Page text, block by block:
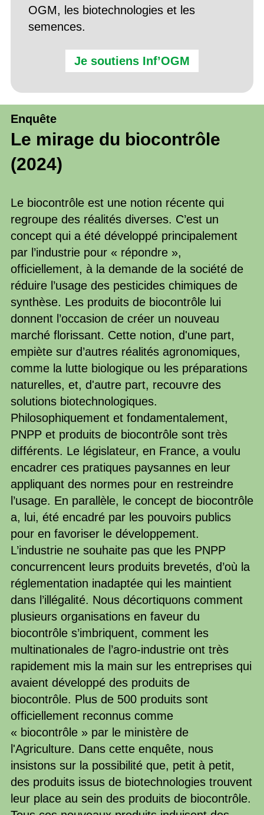
OGM, les biotechnologies et les
semences.
Je soutiens Inf’OGM
Enquête
Le mirage du biocontrôle
(2024)
Le biocontrôle est une notion récente qui
regroupe des réalités diverses. C’est un
concept qui a été développé principalement
par l’industrie pour « répondre »,
officiellement, à la demande de la société de
réduire l’usage des pesticides chimiques de
synthèse. Les produits de biocontrôle lui
donnent l’occasion de créer un nouveau
marché florissant. Cette notion, d'une part,
empiète sur d’autres réalités agronomiques,
comme la lutte biologique ou les préparations
naturelles, et, d'autre part, recouvre des
solutions biotechnologiques.
Philosophiquement et fondamentalement,
PNPP et produits de biocontrôle sont très
différents. Le législateur, en France, a voulu
encadrer ces pratiques paysannes en leur
appliquant des normes pour en restreindre
l’usage. En parallèle, le concept de biocontrôle
a, lui, été encadré par les pouvoirs publics
pour en favoriser le développement.
L’industrie ne souhaite pas que les PNPP
concurrencent leurs produits brevetés, d’où la
réglementation inadaptée qui les maintient
dans l’illégalité. Nous décortiquons comment
plusieurs organisations en faveur du
biocontrôle s’imbriquent, comment les
multinationales de l’agro-industrie ont très
rapidement mis la main sur les entreprises qui
avaient développé des produits de
biocontrôle. Plus de 500 produits sont
officiellement reconnus comme
« biocontrôle » par le ministère de
l'Agriculture. Dans cette enquête, nous
insistons sur la possibilité que, petit à petit,
des produits issus de biotechnologies trouvent
leur place au sein des produits de biocontrôle.